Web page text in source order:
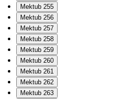
Mektub 255
Mektub 256
Mektub 257
Mektub 258
Mektub 259
Mektub 260
Mektub 261
Mektub 262
Mektub 263